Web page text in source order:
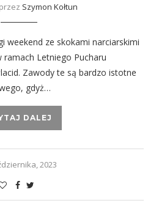
Szymon Kołtun
weekend ze skokami narciarskimi
Letniego Pucharu
Zawody te są bardzo istotne
gdyż…
DALEJ
2023